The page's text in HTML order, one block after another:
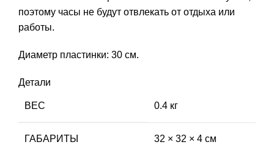
поэтому часы не будут отвлекать от отдыха или
работы.
Диаметр пластинки: 30 см.
Детали
ВЕС 0.4 кг
ГАБАРИТЫ 32 × 32 × 4 см